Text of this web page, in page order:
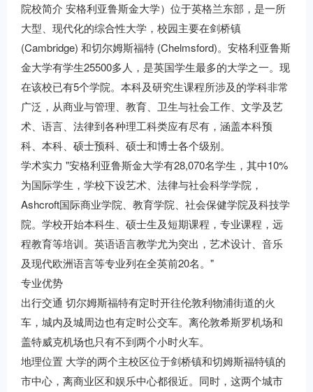
院校简介 安格利亚鲁斯金大学）位于英格兰东部，是一所
大型、现代化的综合性大学，校园主要在剑桥镇
(Cambridge) 和切尔姆斯福特 (Chelmsford)。安格利亚鲁斯
金大学有学生25500多人，是英国学生最多的大学之一。现
在该校已有5个学院。本科及研究生课程所涉及的学科非常
广泛，从商业与管理、教育、卫生与社会工作、文学及艺
术、语言、法律到各种理工科类应有尽有，涵盖本科预
科、本科、硕士预科、硕士和博士各个级别。
学术实力 "安格利亚鲁斯金大学有28,070名学生，其中10%
为国际学生，学校下设艺术、法律与社会科学学院，
Ashcroft国际商业学院、教育学院、社会保健学院及科技学
院。学校开始本科生、硕士生及短期课程，专业课程，远
程教育等培训。英语语言教学尤为突出，艺术设计、音乐
及现代欧洲语言等专业列在全英前20名。"
专业优势
出行交通 切尔姆斯福特有定时开往伦敦利物浦街道的火
车，城内及城周边也有定时公交车。离伦敦希斯罗机场和
盖特威克机场也只有不到两个小时火车。
地理位置 大学的两个主校区位于剑桥镇和切姆斯福特镇的
市中心，离商业区和娱乐中心都很近。同时，这两个城市